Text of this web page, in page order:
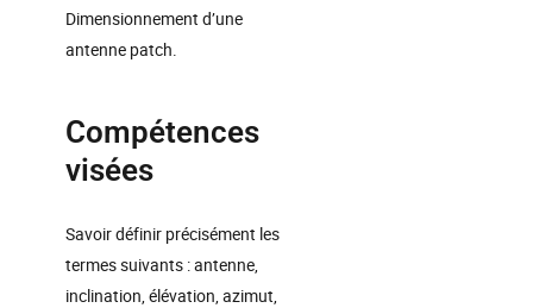
Dimensionnement d’une
antenne patch.
Compétences
visées
Savoir définir précisément les
termes suivants : antenne,
inclination, élévation, azimut,